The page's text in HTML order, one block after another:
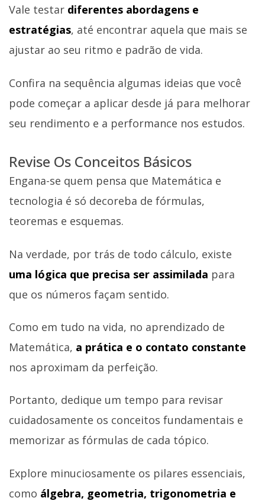
Vale testar diferentes abordagens e
estratégias, até encontrar aquela que mais se
ajustar ao seu ritmo e padrão de vida.
Confira na sequência algumas ideias que você
pode começar a aplicar desde já para melhorar
seu rendimento e a performance nos estudos.
Revise Os Conceitos Básicos
Engana-se quem pensa que Matemática e
tecnologia é só decoreba de fórmulas,
teoremas e esquemas.
Na verdade, por trás de todo cálculo, existe
uma lógica que precisa ser assimilada para
que os números façam sentido.
Como em tudo na vida, no aprendizado de
Matemática, a prática e o contato constante
nos aproximam da perfeição.
Portanto, dedique um tempo para revisar
cuidadosamente os conceitos fundamentais e
memorizar as fórmulas de cada tópico.
Explore minuciosamente os pilares essenciais,
como álgebra, geometria, trigonometria e